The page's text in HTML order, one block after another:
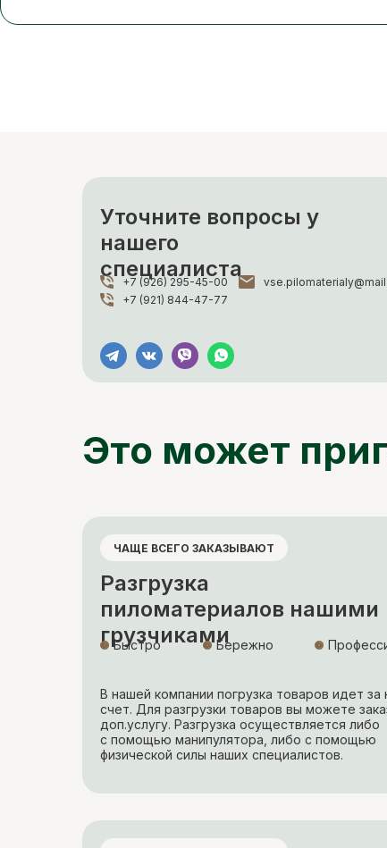
Уточните вопросы у
нашего
специалиста
+7 (921) 844-47-77
+7 (926) 295-45-00
Это может
Разгрузка
пиломатериалов нашими
грузчиками
В нашей компании погрузка товаров идет за
счет. Для разгрузки товаров вы можете
доп.услугу. Разгрузка осуществляется либо
с помощью манипулятора, либо с помощью
физической силы наших специалистов.
ЧАЩЕ ВСЕГО ЗАКАЗЫВАЮТ
Быстро Бережно